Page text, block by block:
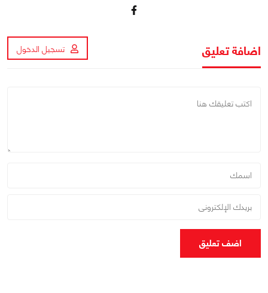
اضافة تعليق تسجيل الدخول
اضف تعليق